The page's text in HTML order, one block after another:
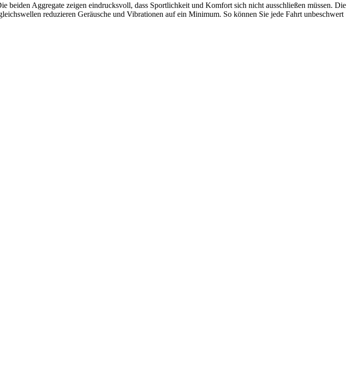
Aggregate zeigen eindrucksvoll, dass Sportlichkeit und Komfort sich nicht ausschließen müssen. Die
reduzieren Geräusche und Vibrationen auf ein Minimum. So können Sie jede Fahrt unbeschwert